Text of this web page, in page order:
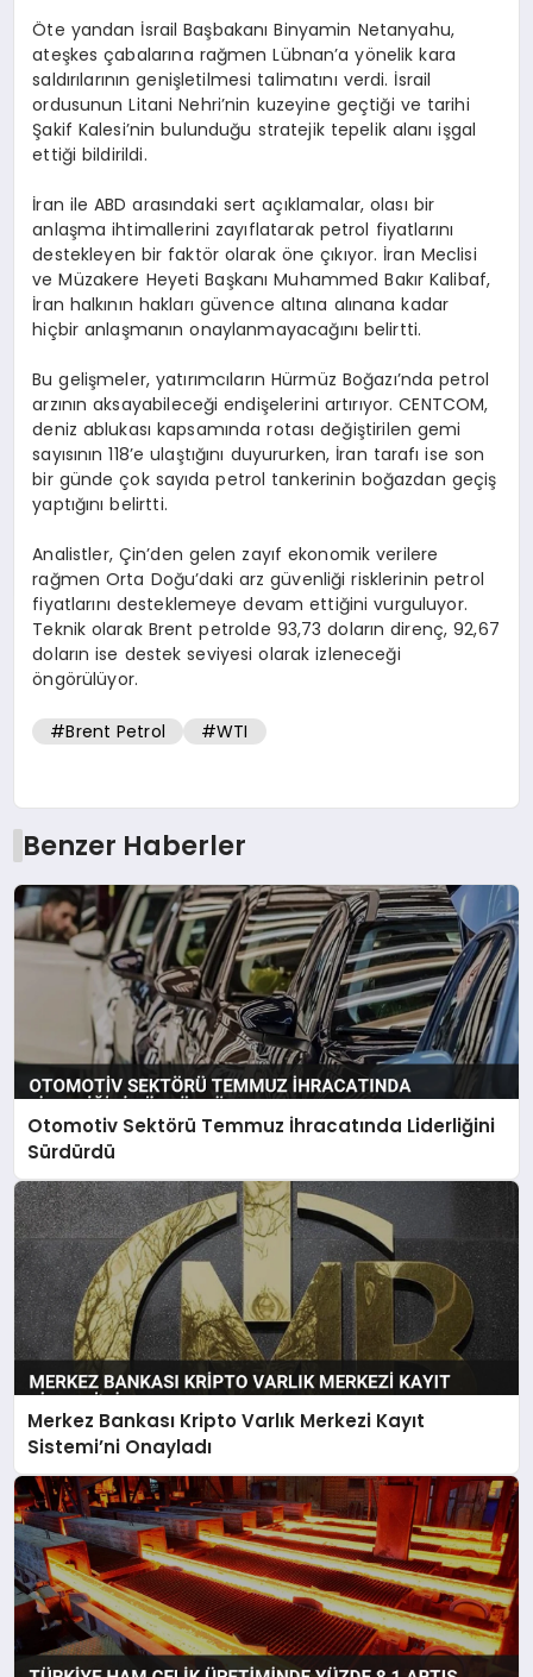
Öte yandan İsrail Başbakanı Binyamin Netanyahu,
ateşkes çabalarına rağmen Lübnan’a yönelik kara
saldırılarının genişletilmesi talimatını verdi. İsrail
ordusunun Litani Nehri’nin kuzeyine geçtiği ve tarihi
Şakif Kalesi’nin bulunduğu stratejik tepelik alanı işgal
ettiği bildirildi.
İran ile ABD arasındaki sert açıklamalar, olası bir
anlaşma ihtimallerini zayıflatarak petrol fiyatlarını
destekleyen bir faktör olarak öne çıkıyor. İran Meclisi
ve Müzakere Heyeti Başkanı Muhammed Bakır Kalibaf,
İran halkının hakları güvence altına alınana kadar
hiçbir anlaşmanın onaylanmayacağını belirtti.
Bu gelişmeler, yatırımcıların Hürmüz Boğazı’nda petrol
arzının aksayabileceği endişelerini artırıyor. CENTCOM,
deniz ablukası kapsamında rotası değiştirilen gemi
sayısının 118’e ulaştığını duyururken, İran tarafı ise son
bir günde çok sayıda petrol tankerinin boğazdan geçiş
yaptığını belirtti.
Analistler, Çin’den gelen zayıf ekonomik verilere
rağmen Orta Doğu’daki arz güvenliği risklerinin petrol
fiyatlarını desteklemeye devam ettiğini vurguluyor.
Teknik olarak Brent petrolde 93,73 doların direnç, 92,67
doların ise destek seviyesi olarak izleneceği
öngörülüyor.
#Brent Petrol #WTI
Benzer Haberler
Otomotiv Sektörü Temmuz İhracatında Liderliğini
Sürdürdü
Merkez Bankası Kripto Varlık Merkezi Kayıt
Sistemi’ni Onayladı